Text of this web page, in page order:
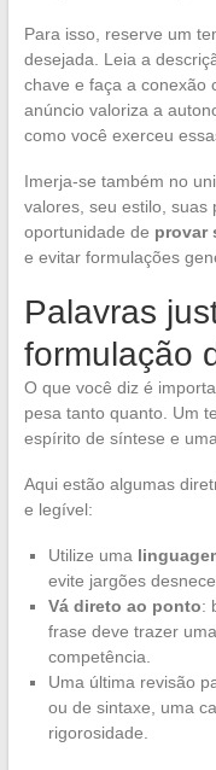
Para isso, reserve um
desejada. Leia a
chave e faça a conexão
anúncio valoriza a
como você exerceu
Imerja-se também no
valores, seu estilo, suas
oportunidade de provar
e evitar formulações
Palavras
formulação
O que você diz é
pesa tanto quanto. Um
espírito de síntese e
Aqui estão algumas
e legível:
Utilize uma
evite jargões
Vá direto ao ponto:
frase deve trazer
competência.
Uma última revisão
ou de sintaxe, uma
rigorosidade.